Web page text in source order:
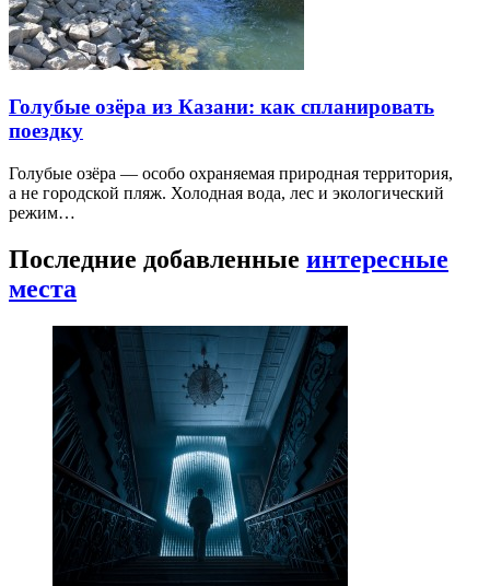
Голубые озёра из Казани: как спланировать
поездку
Голубые озёра — особо охраняемая природная территория,
а не городской пляж. Холодная вода, лес и экологический
режим…
Последние добавленные интересные
места